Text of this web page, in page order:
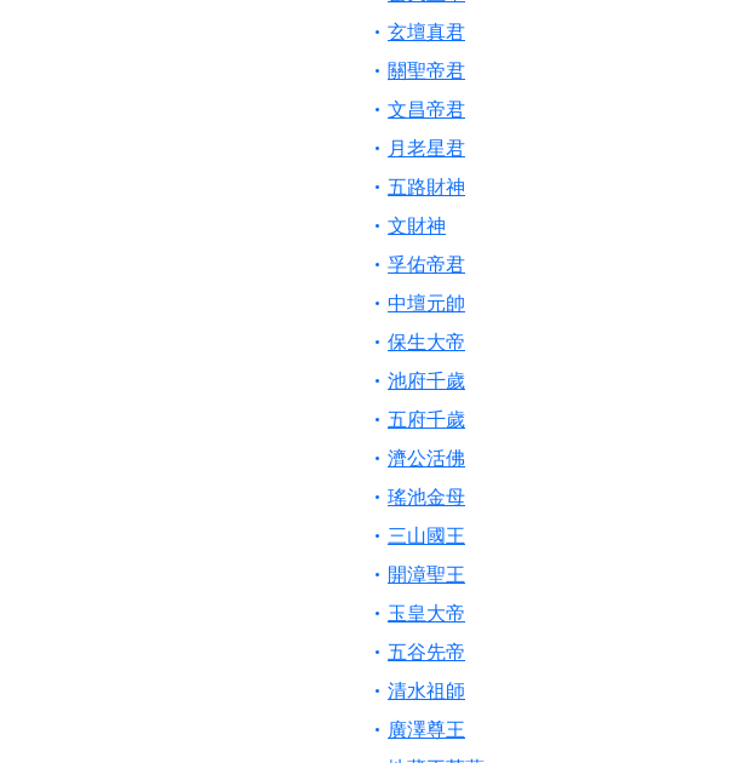
玄壇真君
關聖帝君
文昌帝君
月老星君
五路財神
文財神
孚佑帝君
中壇元帥
保生大帝
池府千歲
五府千歲
濟公活佛
瑤池金母
三山國王
開漳聖王
玉皇大帝
五谷先帝
清水祖師
廣澤尊王